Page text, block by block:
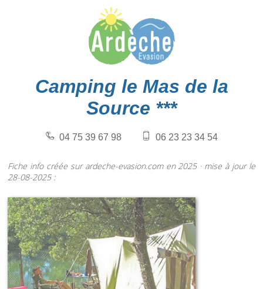
Camping le Mas de la
Source ***
04 75 39 67 98 06 23 23 34 54
Fiche info créée sur ardeche-evasion.com en 2025 · mise à jour le
28-08-2025 :